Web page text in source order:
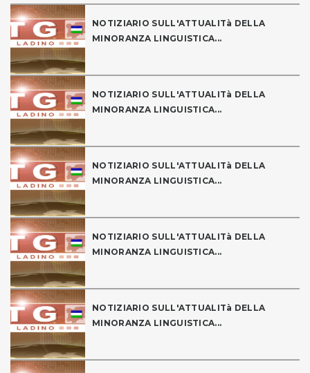
NOTIZIARIO SULL'ATTUALITà DELLA
MINORANZA LINGUISTICA...
NOTIZIARIO SULL'ATTUALITà DELLA
MINORANZA LINGUISTICA...
NOTIZIARIO SULL'ATTUALITà DELLA
MINORANZA LINGUISTICA...
NOTIZIARIO SULL'ATTUALITà DELLA
MINORANZA LINGUISTICA...
NOTIZIARIO SULL'ATTUALITà DELLA
MINORANZA LINGUISTICA...